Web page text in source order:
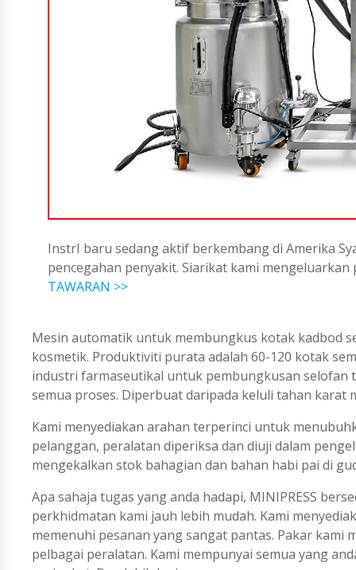
InstrI baru sedang aktif berkembang di Amerika
pencegahan penyakit. Siarikat kami
TAWARAN >>
Mesin automatik untuk membungkus kotak kadbod
kosmetik. Produktiviti purata adalah 60-120 kotak
industri farmaseutikal untuk pembungkusan selofan
semua proses. Diperbuat daripada keluli tahan karat
Kami menyediakan arahan terperinci untuk
pelanggan, peralatan diperiksa dan diuji dalam
mengekalkan stok bahagian dan bahan habi pai di
Apa sahaja tugas yang anda hadapi, MINIPRESS
perkhidmatan kami jauh lebih mudah. Kami
memenuhi pesanan yang sangat pantas. Pakar
pelbagai peralatan. Kami mempunyai semua yang